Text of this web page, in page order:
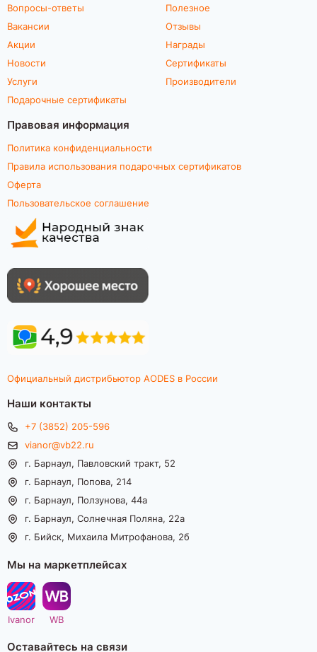
Вопросы-ответы
Вакансии
Акции
Новости
Услуги
Подарочные сертификаты
Полезное
Отзывы
Награды
Сертификаты
Производители
Правовая информация
Политика конфиденциальности
Правила использования подарочных сертификатов
Оферта
Пользовательское соглашение
Официальный дистрибьютор AODES в России
Наши контакты
+7 (3852) 205-596
vianor@vb22.ru
г. Барнаул, Павловский тракт, 52
г. Барнаул, Попова, 214
г. Барнаул, Ползунова, 44а
г. Барнаул, Солнечная Поляна, 22а
г. Бийск, Михаила Митрофанова, 2б
Мы на маркетплейсах
Ivanor WB
Оставайтесь на связи